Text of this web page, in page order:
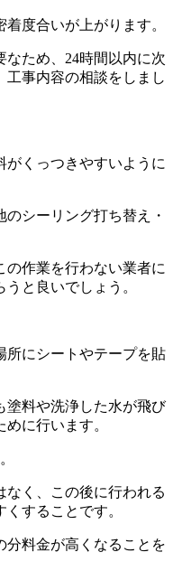
度合いが上がります。
なため、24時間以内に次
工事内容の相談をしまし
がくっつきやすいように
シーリング打ち替え・
の作業を行わない業者に
と良いでしょう。
所にシートやテープを貼
塗料や洗浄した水が飛び
に行います。
なく、この後に行われる
することです。
分料金が高くなることを